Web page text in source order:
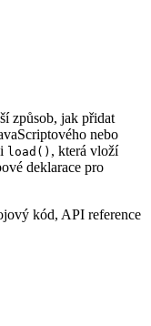
způsob, jak přidat
nebo
load() , která vloží
deklarace pro
kód, API reference